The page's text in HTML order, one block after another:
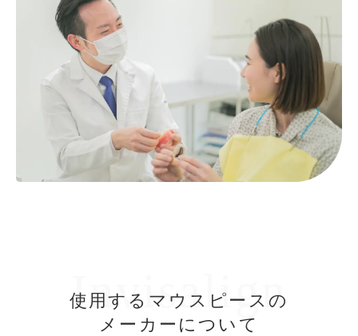
Invisalign
使用するマウスピースの
メーカーについて